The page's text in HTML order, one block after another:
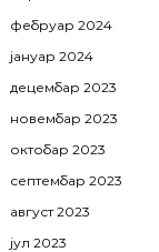
фебруар 2024
јануар 2024
децембар 2023
новембар 2023
октобар 2023
септембар 2023
август 2023
јул 2023